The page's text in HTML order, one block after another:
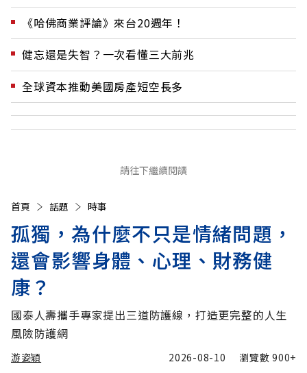
《哈佛商業評論》來台20週年！
健忘還是失智？一次看懂三大前兆
全球資本推動美國房產短空長多
請往下繼續閱讀
首頁 話題 時事
孤獨，為什麼不只是情緒問題，
還會影響身體、心理、財務健
康？
國泰人壽攜手專家提出三道防護線，打造更完整的人生
風險防護網
游姿穎 2026-08-10 瀏覽數900+